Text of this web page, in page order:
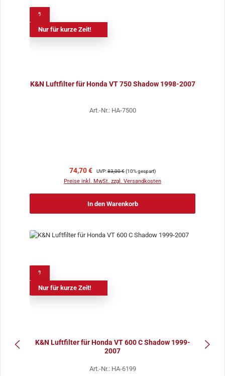
Nur für kurze Zeit!
K&N Luftfilter für Honda VT 750 Shadow 1998-2007
Art.-Nr.: HA-7500
Verkaufspreis:
74,70 € Regulärer Preis:
UVP:83,00 €(10% gespart)
Preise inkl. MwSt. zzgl. Versandkosten
In den Warenkorb
Nur für kurze Zeit!
K&N Luftfilter für Honda VT 600 C Shadow 1999-
2007
Art.-Nr.: HA-6199